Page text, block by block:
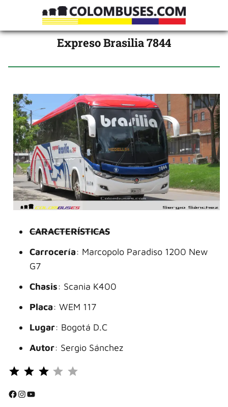
Expreso Brasilia 7844
CARACTERÍSTICAS
Carrocería: Marcopolo Paradiso 1200 New
G7
Chasis: Scania K400
Placa: WEM 117
Lugar: Bogotá D.C
Autor: Sergio Sánchez
⭐
⭐
Facebook InstagramYouTube